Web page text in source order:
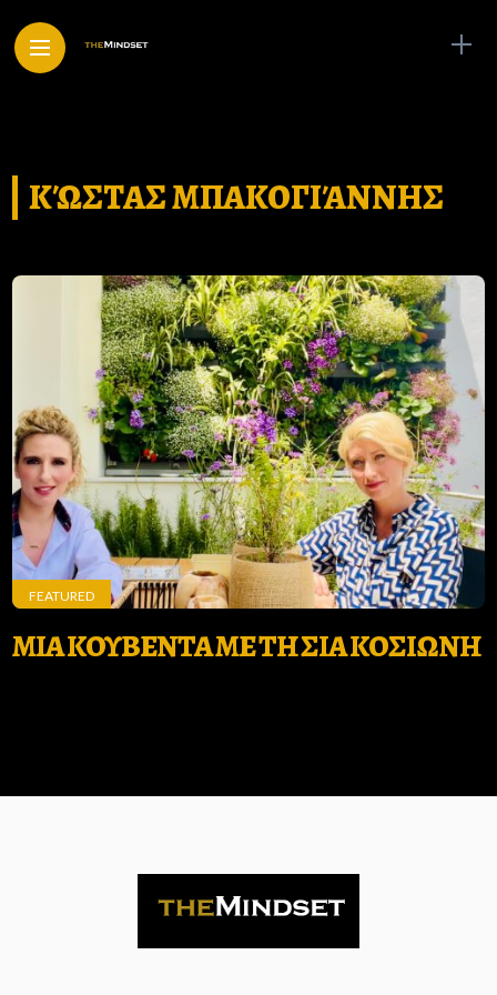
ΚΏΣΤΑΣ ΜΠΑΚΟΓΙΆΝΝΗΣ
FEATURED
ΜΙΑ ΚΟΥΒΕΝΤΑ ΜΕ ΤΗ ΣΙΑ ΚΟΣΙΩΝΗ